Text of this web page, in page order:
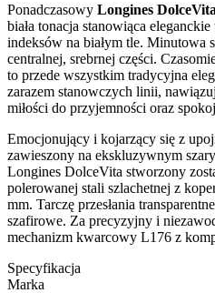
Ponadczasowy Longines DolceVita
biała tonacja stanowiąca
indeksów na białym tle. Minutowa
centralnej, srebrnej części.
to przede wszystkim tradycyjna
zarazem stanowczych linii,
miłości do przyjemności oraz
Emocjonujący i kojarzący się z
zawieszony na ekskluzywnym
Longines DolceVita stworzony
polerowanej stali szlachetnej z
mm. Tarczę przesłania
szafirowe. Za precyzyjny i
mechanizm kwarcowy L176 z
Specyfikacja
Marka